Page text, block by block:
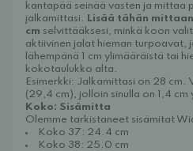
kantapää seinää vasten ja mittaa
jalkamittasi.
Lisää tähän
cm selvittääksesi, minkä koon
aktiivinen jalat hieman turpoavat,
lähempänä 1 cm ylimääräistä tai
kokotaulukko alta.
Esimerkki: Jalkamittasi on 28 cm.
(29,4 cm), jolloin sinulla on 1,4 cm
Koko: Sisämitta
Olemme tarkistaneet sisämitat
Koko 37: 24.4 cm
Koko 38: 25.0 cm